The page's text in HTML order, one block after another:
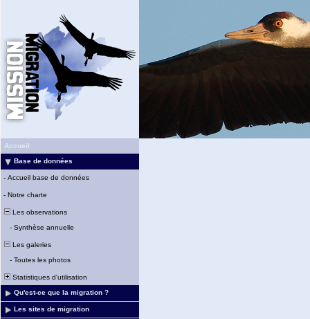
Accueil
Base de données
- Accueil base de données
- Notre charte
Les observations
- Synthèse annuelle
Les galeries
- Toutes les photos
Statistiques d'utilisation
Qu'est-ce que la migration ?
Les sites de migration